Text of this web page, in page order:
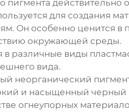
пигмента действительно
для создания
Он особенно ценится в
окружающей среды.
в различные виды
вида.
неорганический
и насыщенный черный
огнеупорных